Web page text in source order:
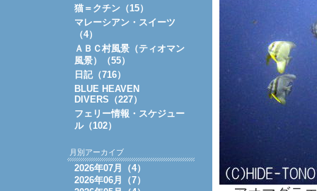
猫＝クチン（15）
マレーシアン・スイーツ
（4）
ＡＢＣ村風景（ティオマン
風景）（55）
日記（716）
BLUE HEAVEN
DIVERS（227）
フェリー情報・スケジュー
ル（102）
月別アーカイブ
2026年07月（4）
2026年06月（7）